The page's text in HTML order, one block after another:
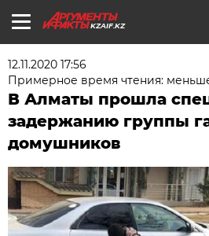
KZAIF.KZ
12.11.2020 17:56
Примерное время чтения:
В Алматы прошла
задержанию группы
домушников